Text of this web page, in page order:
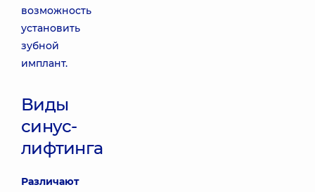
возможность
установить
зубной
имплант.
Виды
синус-
лифтинга
Различают